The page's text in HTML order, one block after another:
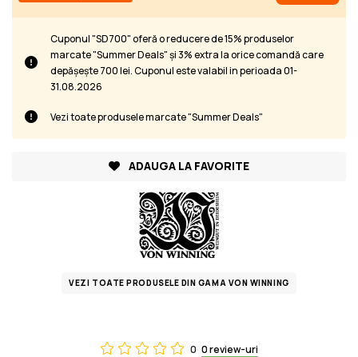
0 0 review-uri
Cuponul "SD700" oferă o reducere de 15% produselor
marcate "Summer Deals" și 3% extra la orice comandă care
depășește 700 lei. Cuponul este valabil in perioada 01-
31.08.2026
Vezi toate produsele marcate "Summer Deals"
ADAUGA LA FAVORITE
VEZI TOATE PRODUSELE DIN GAMA VON WINNING